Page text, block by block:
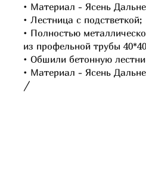
Материал - Ясень
Лестница с подстветкой;
Полностью
из профельной трубы
Обшили бетонную
Материал - Ясень
/